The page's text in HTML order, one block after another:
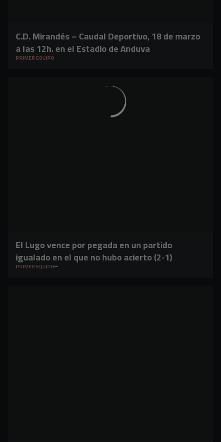
C.D. Mirandés – Caudal Deportivo, 18 de marzo
a las 12h. en el Estadio de Anduva
PRIMER EQUIPO
El Lugo vence por pegada en un partido
igualado en el que no hubo acierto (2-1)
PRIMER EQUIPO